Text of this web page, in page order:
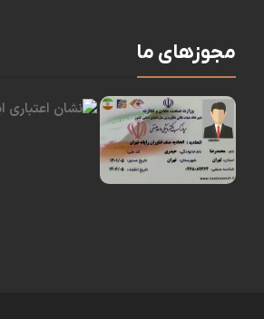
مجوزهای ما